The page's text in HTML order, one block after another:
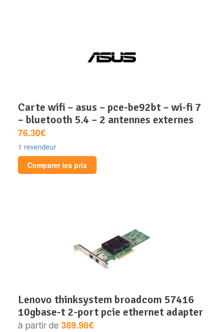
carte wifi – asus – pce-be92bt – wi-fi 7
– bluetooth 5.4 – 2 antennes externes
76.30€
1 revendeur
Comparer les prix
lenovo thinksystem broadcom 57416
10gbase-t 2-port pcie ethernet adapter
à partir de389.98€